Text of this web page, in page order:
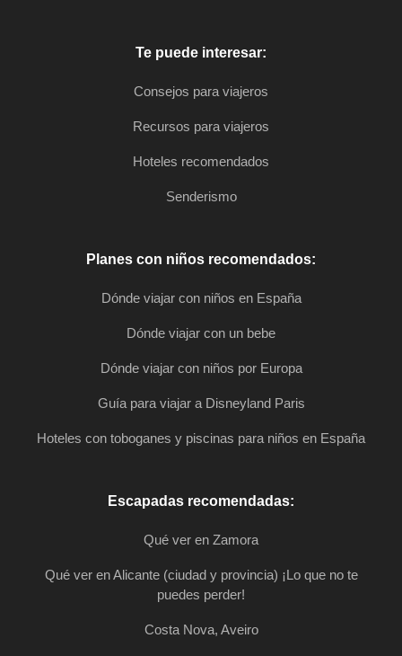
Te puede interesar:
Consejos para viajeros
Recursos para viajeros
Hoteles recomendados
Senderismo
Planes con niños recomendados:
Dónde viajar con niños en España
Dónde viajar con un bebe
Dónde viajar con niños por Europa
Guía para viajar a Disneyland Paris
Hoteles con toboganes y piscinas para niños en España
Escapadas recomendadas:
Qué ver en Zamora
Qué ver en Alicante (ciudad y provincia) ¡Lo que no te
puedes perder!
Costa Nova, Aveiro